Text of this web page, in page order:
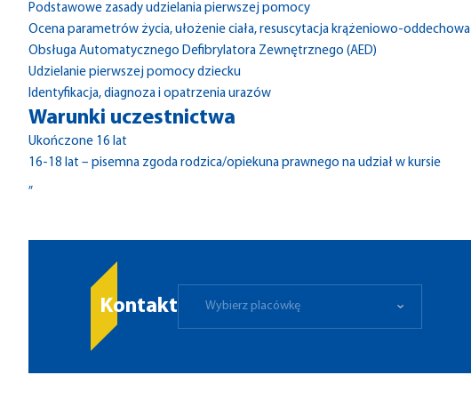
Podstawowe zasady udzielania pierwszej pomocy
Ocena parametrów życia, ułożenie ciała, resuscytacja krążeniowo-oddechowa
Obsługa Automatycznego Defibrylatora Zewnętrznego (AED)
Udzielanie pierwszej pomocy dziecku
Identyfikacja, diagnoza i opatrzenia urazów
Warunki uczestnictwa
Ukończone 16 lat
16-18 lat – pisemna zgoda rodzica/opiekuna prawnego na udział w kursie
„
Kontakt Wybierz placówkę